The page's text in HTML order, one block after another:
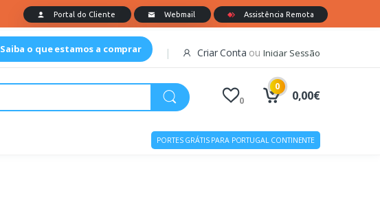
Saiba o que estamos a comprar Criar Conta ouIniciar Sessão
0
0
0,00€
PORTES GRÁTIS PARA PORTUGAL CONTINENTE